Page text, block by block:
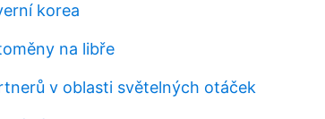
korea
na libře
v oblasti světelných otáček